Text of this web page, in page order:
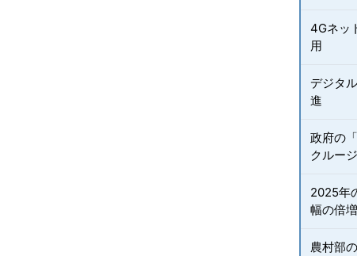
4Gネッ
用
デジタ
進
政府の
クルー
2025年
幅の倍増
農村部